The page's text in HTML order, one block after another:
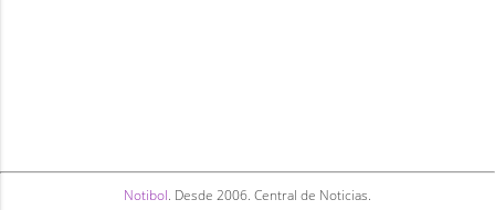
Notibol. Desde 2006. Central de Noticias.